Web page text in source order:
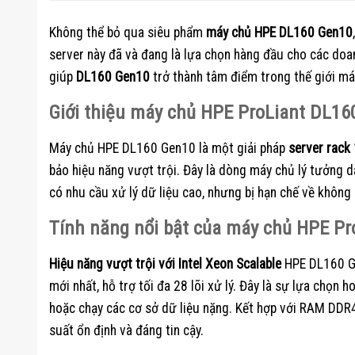
Không thể bỏ qua siêu phẩm máy chủ HPE DL160 Gen10
server này đã và đang là lựa chọn hàng đầu cho các
giúp DL160 Gen10 trở thành tâm điểm trong thế giới
Giới thiệu máy chủ HPE ProLiant
Máy chủ HPE DL160 Gen10 là một giải pháp server rack
bảo hiệu năng vượt trội. Đây là dòng máy chủ lý tưởng
có nhu cầu xử lý dữ liệu cao, nhưng bị hạn chế về
Tính năng nổi bật của máy chủ HPE
Hiệu năng vượt trội với Intel Xeon ScalableHPE DL160
mới nhất, hỗ trợ tối đa 28 lõi xử lý. Đây là sự lựa chọn
hoặc chạy các cơ sở dữ liệu nặng. Kết hợp với RAM
suất ổn định và đáng tin cậy.